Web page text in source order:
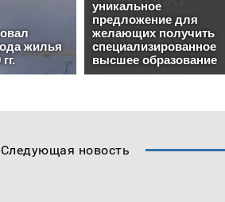
Следующая новость